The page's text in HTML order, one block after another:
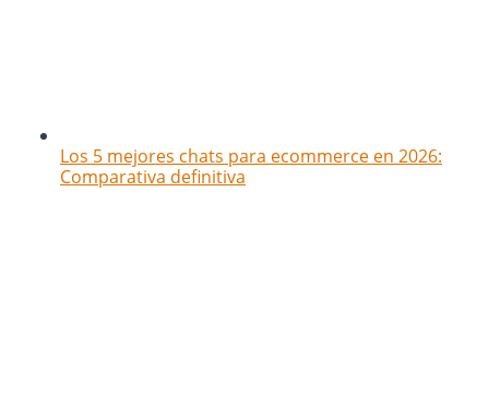
Los 5 mejores chats para ecommerce en 2026:
Comparativa definitiva